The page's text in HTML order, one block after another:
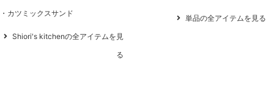
カツミックスサンド
Shiori's kitchenの全アイテムを見
る
単品の全アイテムを見る